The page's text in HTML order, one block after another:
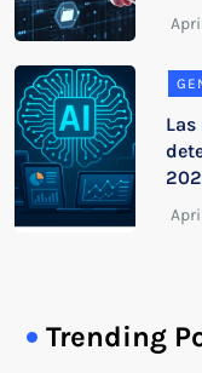
Trending